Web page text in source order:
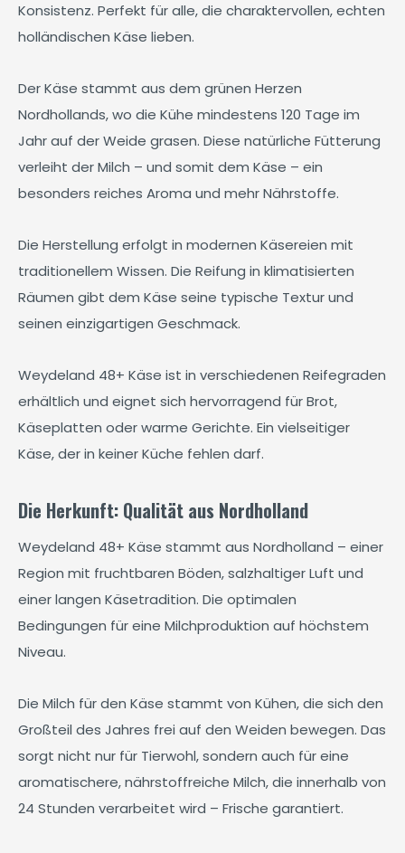
Konsistenz. Perfekt für alle, die charaktervollen, echten
holländischen Käse lieben.
Der Käse stammt aus dem grünen Herzen
Nordhollands, wo die Kühe mindestens 120 Tage im
Jahr auf der Weide grasen. Diese natürliche Fütterung
verleiht der Milch – und somit dem Käse – ein
besonders reiches Aroma und mehr Nährstoffe.
Die Herstellung erfolgt in modernen Käsereien mit
traditionellem Wissen. Die Reifung in klimatisierten
Räumen gibt dem Käse seine typische Textur und
seinen einzigartigen Geschmack.
Weydeland 48+ Käse ist in verschiedenen Reifegraden
erhältlich und eignet sich hervorragend für Brot,
Käseplatten oder warme Gerichte. Ein vielseitiger
Käse, der in keiner Küche fehlen darf.
Die Herkunft: Qualität aus Nordholland
Weydeland 48+ Käse stammt aus Nordholland – einer
Region mit fruchtbaren Böden, salzhaltiger Luft und
einer langen Käsetradition. Die optimalen
Bedingungen für eine Milchproduktion auf höchstem
Niveau.
Die Milch für den Käse stammt von Kühen, die sich den
Großteil des Jahres frei auf den Weiden bewegen. Das
sorgt nicht nur für Tierwohl, sondern auch für eine
aromatischere, nährstoffreiche Milch, die innerhalb von
24 Stunden verarbeitet wird – Frische garantiert.